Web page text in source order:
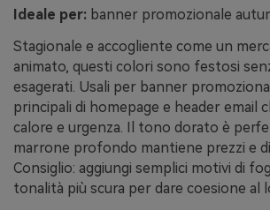
Ideale per: banner promozionale
Stagionale e accogliente come un
animato, questi colori sono festosi
esagerati. Usali per banner
principali di homepage e header email
calore e urgenza. Il tono dorato è
marrone profondo mantiene prezzi e
Consiglio: aggiungi semplici motivi di
tonalità più scura per dare coesione al